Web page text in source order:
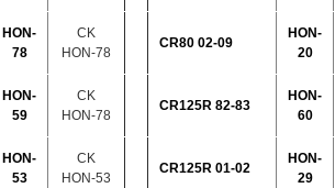
HON-
78
CK
HON-78
HON-
59
CK
HON-78
HON-
53
CK
HON-53
CR80 02-09
HON-
20
CR125R 82-83
HON-
60
CR125R 01-02
HON-
29